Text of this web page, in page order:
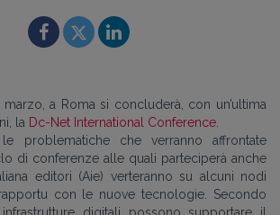
a Roma si concluderà, con un’ultima
la Dc-Net International Conference
problematiche che verranno affrontate
di conferenze alle quali parteciperà anche
editori (Aie) verteranno su alcuni nodi
con le nuove tecnologie. Secondo